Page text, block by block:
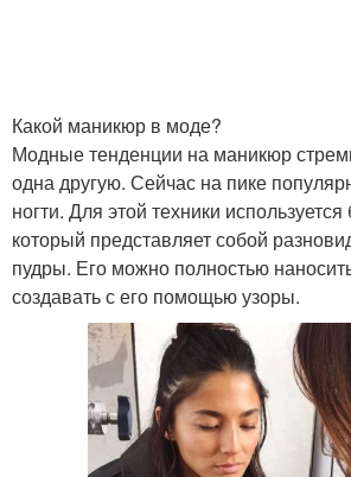
Какой маникюр в моде?
Модные тенденции на маникюр
одна другую. Сейчас на пике
ногти. Для этой техники
который представляет собой
пудры. Его можно полностью
создавать с его помощью узоры.